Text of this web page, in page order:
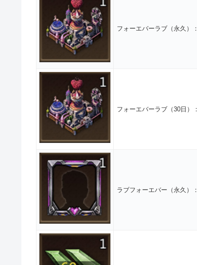
フォーエバーラブ（永久）
フォーエバーラブ（30日）
ラブフォーエバー（永久）